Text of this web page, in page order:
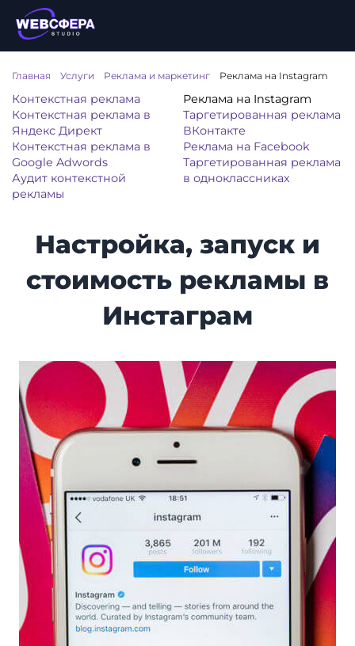
Главная Услуги Реклама и маркетинг Реклама на Instagram
Контекстная реклама
Контекстная реклама в
Яндекс Директ
Контекстная реклама в
Google Adwords
Аудит контекстной
рекламы
Реклама на Instagram
Таргетированная реклама
ВКонтакте
Реклама на Facebook
Таргетированная реклама
в одноклассниках
Настройка, запуск и
стоимость рекламы в
Инстаграм